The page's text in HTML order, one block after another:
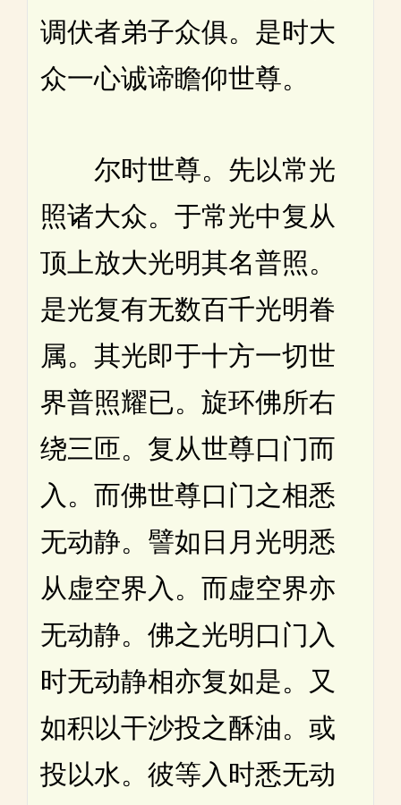
调伏者弟子众俱。是时大
众一心诚谛瞻仰世尊。
尔时世尊。先以常光
照诸大众。于常光中复从
顶上放大光明其名普照。
是光复有无数百千光明眷
属。其光即于十方一切世
界普照耀已。旋环佛所右
绕三匝。复从世尊口门而
入。而佛世尊口门之相悉
无动静。譬如日月光明悉
从虚空界入。而虚空界亦
无动静。佛之光明口门入
时无动静相亦复如是。又
如积以干沙投之酥油。或
投以水。彼等入时悉无动